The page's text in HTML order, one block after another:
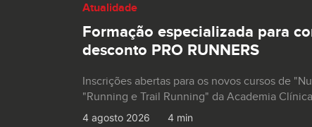
Atualidade
Formação especializada para
desconto PRO RUNNERS
Inscrições abertas para os novos cursos de
"Running e Trail Running" da Academia
4 agosto 2026 4 min